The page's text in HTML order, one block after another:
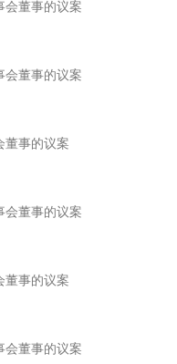
董事的议案
董事的议案
事的议案
董事的议案
事的议案
董事的议案